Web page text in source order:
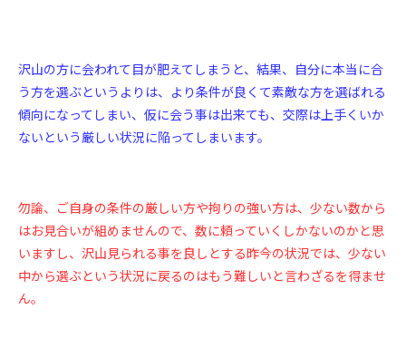
沢山の方に会われて目が肥えてしまうと、結果、自分に本当に合
う方を選ぶというよりは、より条件が良くて素敵な方を選ばれる
傾向になってしまい、仮に会う事は出来ても、交際は上手くいか
ないという厳しい状況に陥ってしまいます。
勿論、ご自身の条件の厳しい方や拘りの強い方は、少ない数から
はお見合いが組めませんので、数に頼っていくしかないのかと思
いますし、沢山見られる事を良しとする昨今の状況では、少ない
中から選ぶという状況に戻るのはもう難しいと言わざるを得ませ
ん。